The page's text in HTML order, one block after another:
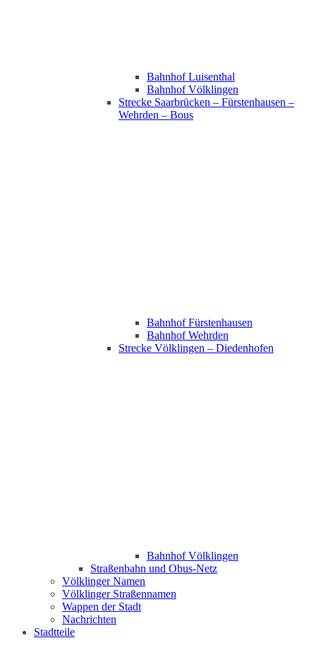
Bahnhof Luisenthal
Bahnhof Völklingen
Strecke Saarbrücken – Fürstenhausen –
Wehrden – Bous
Bahnhof Fürstenhausen
Bahnhof Wehrden
Strecke Völklingen – Diedenhofen
Bahnhof Völklingen
Straßenbahn und Obus-Netz
Völklinger Namen
Völklinger Straßennamen
Wappen der Stadt
Nachrichten
Stadtteile